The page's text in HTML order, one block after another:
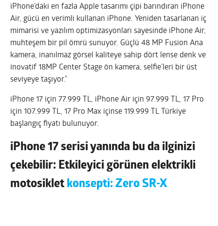
iPhone’daki en fazla Apple tasarımı çipi barındıran iPhone
Air, gücü en verimli kullanan iPhone. Yeniden tasarlanan iç
mimarisi ve yazılım optimizasyonları sayesinde iPhone Air,
muhteşem bir pil ömrü sunuyor. Güçlü 48 MP Fusion Ana
kamera, inanılmaz görsel kaliteye sahip dört lense denk ve
inovatif 18MP Center Stage ön kamera, selfie’leri bir üst
seviyeye taşıyor.”
iPhone 17 için 77.999 TL, iPhone Air için 97.999 TL, 17 Pro
için 107.999 TL, 17 Pro Max içinse 119.999 TL Türkiye
başlangıç fiyatı bulunuyor.
iPhone 17 serisi yanında bu da ilginizi
çekebilir: Etkileyici görünen elektrikli
motosiklet konsepti: Zero SR-X